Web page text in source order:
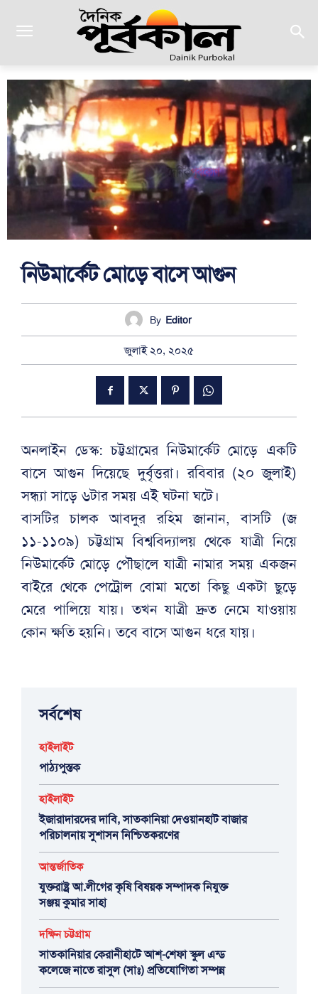
নিউমার্কেট মোড়ে বাসে আগুন
By Editor
জুলাই ২০, ২০২৫
অনলাইন ডেস্ক: চট্টগ্রামের নিউমার্কেট মোড়ে একটি
বাসে আগুন দিয়েছে দুর্বৃত্তরা। রবিবার (২০ জুলাই)
সন্ধ্যা সাড়ে ৬টার সময় এই ঘটনা ঘটে।
বাসটির চালক আবদুর রহিম জানান, বাসটি (জ
১১-১১০৯) চট্টগ্রাম বিশ্ববিদ্যালয় থেকে যাত্রী নিয়ে
নিউমার্কেট মোড়ে পৌছালে যাত্রী নামার সময় একজন
বাইরে থেকে পেট্রোল বোমা মতো কিছু একটা ছুড়ে
মেরে পালিয়ে যায়। তখন যাত্রী দ্রুত নেমে যাওয়ায়
কোন ক্ষতি হয়নি। তবে বাসে আগুন ধরে যায়।
সর্বশেষ
হাইলাইট
পাঠ্যপুস্তক
হাইলাইট
ইজারাদারদের দাবি, সাতকানিয়া দেওয়ানহাট বাজার
পরিচালনায় সুশাসন নিশ্চিতকরণের
আন্তর্জাতিক
যুক্তরাষ্ট্র আ.লীগের কৃষি বিষয়ক সম্পাদক নিযুক্ত
সঞ্জয় কুমার সাহা
দক্ষিন চট্টগ্রাম
সাতকানিয়ার কেরানীহাটে আশ্-শেফা স্কুল এন্ড
কলেজে নাতে রাসুল (সাঃ) প্রতিযোগিতা সম্পন্ন